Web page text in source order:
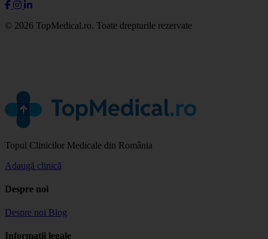
© 2026 TopMedical.ro. Toate drepturile rezervate
Topul Clinicilor Medicale din România
Adaugă clinică
Despre noi
Despre noi Blog
Informații legale